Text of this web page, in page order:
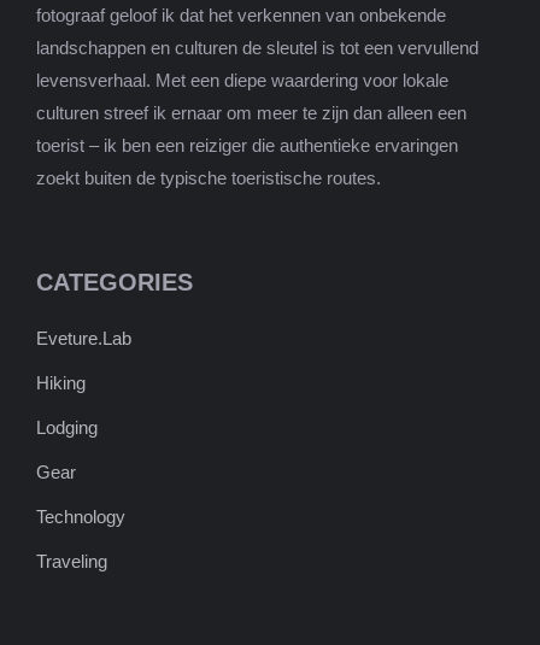
fotograaf geloof ik dat het verkennen van onbekende
landschappen en culturen de sleutel is tot een vervullend
levensverhaal. Met een diepe waardering voor lokale
culturen streef ik ernaar om meer te zijn dan alleen een
toerist – ik ben een reiziger die authentieke ervaringen
zoekt buiten de typische toeristische routes.
CATEGORIES
Eveture.Lab
Hiking
Lodging
Gear
Technology
Traveling